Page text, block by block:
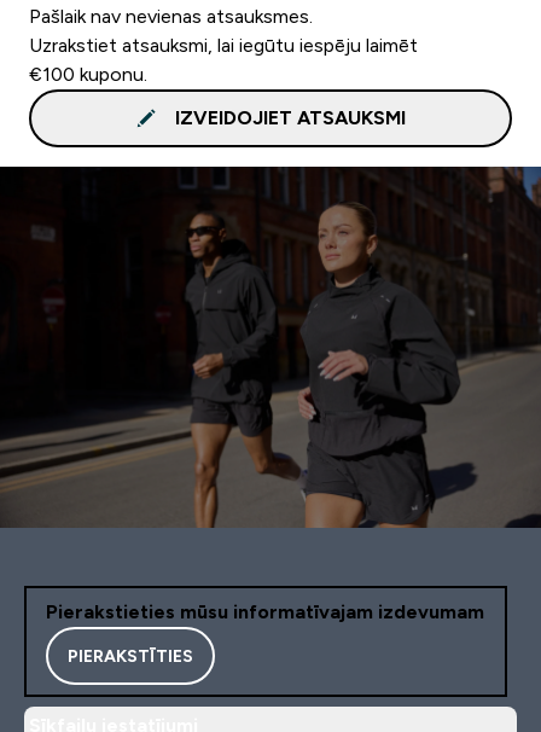
Pašlaik nav nevienas atsauksmes.
Uzrakstiet atsauksmi, lai iegūtu iespēju laimēt
€100 kuponu.
IZVEIDOJIET ATSAUKSMI
Pierakstieties mūsu informatīvajam izdevumam
PIERAKSTĪTIES